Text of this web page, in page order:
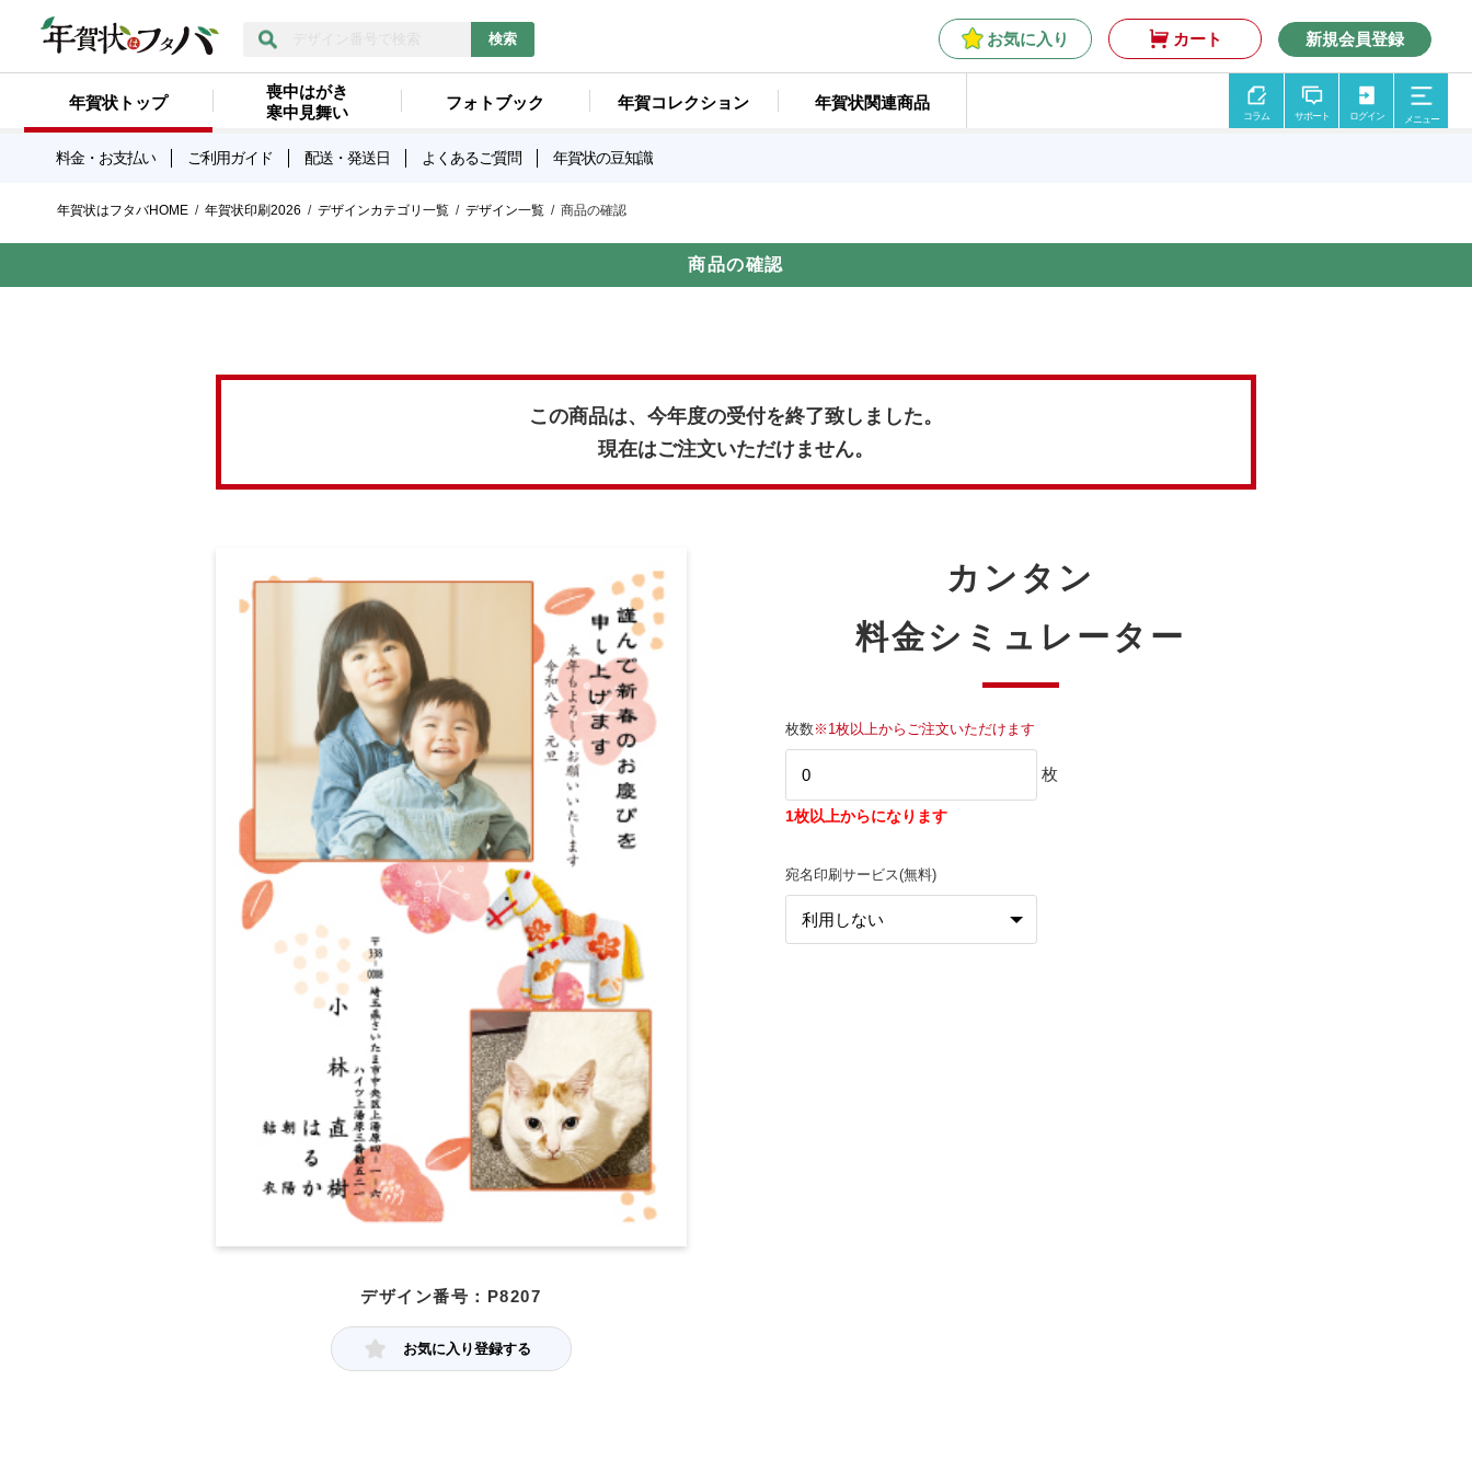
検索 お気に入り カート 新規会員登録
年賀状トップ
喪中はがき
寒中見舞い
フォトブック 年賀コレクション 年賀状関連商品
コラム サポート ログイン メニュー
料金・お支払い ご利用ガイド 配送・発送日 よくあるご質問 年賀状の豆知識
年賀状はフタバHOME 年賀状印刷2026 デザインカテゴリ一覧 デザイン一覧 商品の確認
商品の確認
この商品は、今年度の受付を終了致しました。
現在はご注文いただけません。
デザイン番号：P8207
お気に入り登録する
カンタン
料金シミュレーター
枚数※1枚以上からご注文いただけます
枚
1枚以上からになります
宛名印刷サービス(無料)